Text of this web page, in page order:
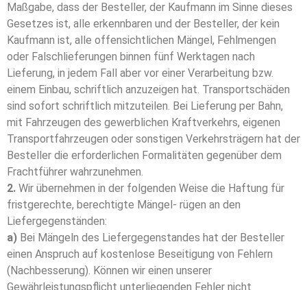
Maßgabe, dass der Besteller, der Kaufmann im Sinne dieses
Gesetzes ist, alle erkennbaren und der Besteller, der kein
Kaufmann ist, alle offensichtlichen Mängel, Fehlmengen
oder Falschlieferungen binnen fünf Werktagen nach
Lieferung, in jedem Fall aber vor einer Verarbeitung bzw.
einem Einbau, schriftlich anzuzeigen hat. Transportschäden
sind sofort schriftlich mitzuteilen. Bei Lieferung per Bahn,
mit Fahrzeugen des gewerblichen Kraftverkehrs, eigenen
Transportfahrzeugen oder sonstigen Verkehrsträgern hat der
Besteller die erforderlichen Formalitäten gegenüber dem
Frachtführer wahrzunehmen.
2. Wir übernehmen in der folgenden Weise die Haftung für
fristgerechte, berechtigte Mängel- rügen an den
Liefergegenständen:
a) Bei Mängeln des Liefergegenstandes hat der Besteller
einen Anspruch auf kostenlose Beseitigung von Fehlern
(Nachbesserung). Können wir einen unserer
Gewährleistungspflicht unterliegenden Fehler nicht